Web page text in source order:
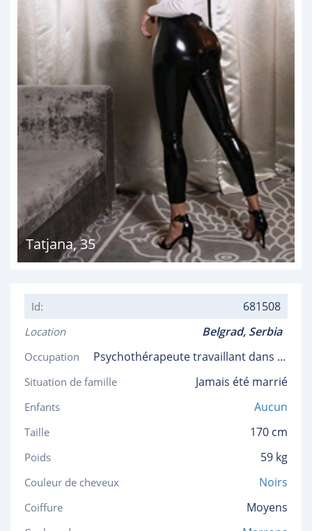
Tatjana,35
Id: 681508
Location Belgrad, Serbia
Occupation Psychothérapeute travaillant dans la production cinématographique
Situation de famille Jamais été marrié
Enfants Aucun
Taille 170 cm
Poids 59 kg
Couleur de cheveux Noirs
Coiffure Moyens